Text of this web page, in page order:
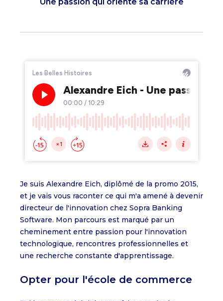
Je suis Alexandre Eich, diplômé de la promo 2015,
et je vais vous raconter ce qui m'a amené à devenir
directeur de l'innovation chez Sopra Banking
Software. Mon parcours est marqué par un
cheminement entre passion pour l'innovation
technologique, rencontres professionnelles et
une recherche constante d'apprentissage.
Opter pour l'école de commerce